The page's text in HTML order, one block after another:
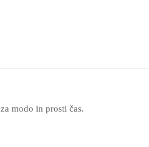
za modo in prosti čas.